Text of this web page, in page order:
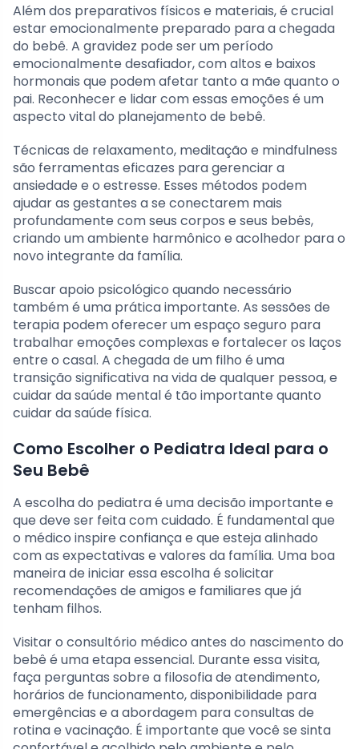
Além dos preparativos físicos e materiais, é crucial
estar emocionalmente preparado para a chegada
do bebê. A gravidez pode ser um período
emocionalmente desafiador, com altos e baixos
hormonais que podem afetar tanto a mãe quanto o
pai. Reconhecer e lidar com essas emoções é um
aspecto vital do planejamento de bebê.
Técnicas de relaxamento, meditação e mindfulness
são ferramentas eficazes para gerenciar a
ansiedade e o estresse. Esses métodos podem
ajudar as gestantes a se conectarem mais
profundamente com seus corpos e seus bebês,
criando um ambiente harmônico e acolhedor para o
novo integrante da família.
Buscar apoio psicológico quando necessário
também é uma prática importante. As sessões de
terapia podem oferecer um espaço seguro para
trabalhar emoções complexas e fortalecer os laços
entre o casal. A chegada de um filho é uma
transição significativa na vida de qualquer pessoa, e
cuidar da saúde mental é tão importante quanto
cuidar da saúde física.
Como Escolher o Pediatra Ideal para o
Seu Bebê
A escolha do pediatra é uma decisão importante e
que deve ser feita com cuidado. É fundamental que
o médico inspire confiança e que esteja alinhado
com as expectativas e valores da família. Uma boa
maneira de iniciar essa escolha é solicitar
recomendações de amigos e familiares que já
tenham filhos.
Visitar o consultório médico antes do nascimento do
bebê é uma etapa essencial. Durante essa visita,
faça perguntas sobre a filosofia de atendimento,
horários de funcionamento, disponibilidade para
emergências e a abordagem para consultas de
rotina e vacinação. É importante que você se sinta